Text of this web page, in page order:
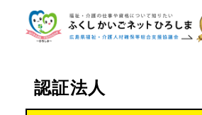
認証法人